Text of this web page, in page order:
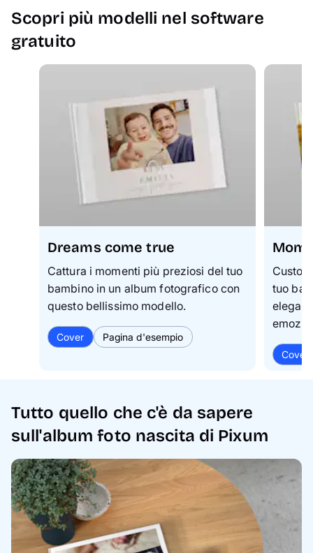
Scopri più modelli nel software
gratuito
Dreams come true
Cattura i momenti più preziosi del tuo
bambino in un album fotografico con
questo bellissimo modello.
Cover Pagina d'esempio
tuo
Cover
Tutto quello che c'è da sapere
sull'album foto nascita di Pixum